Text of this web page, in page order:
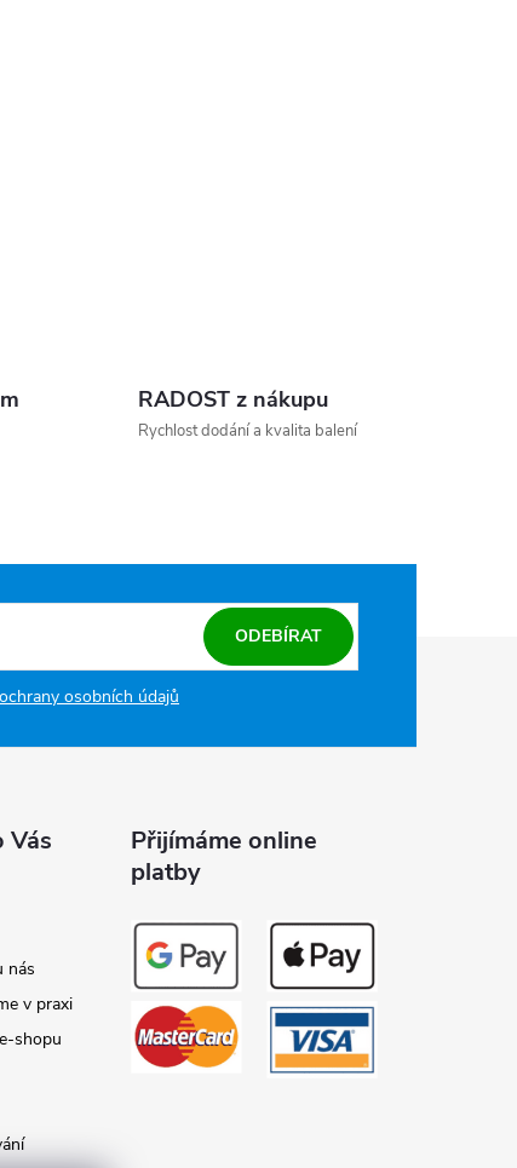
RADOST z nákupu
Rychlost dodání a kvalita balení
osobních údajů
ODEBÍRAT
Vás
nás
v praxi
shopu
Přijímáme online
platby